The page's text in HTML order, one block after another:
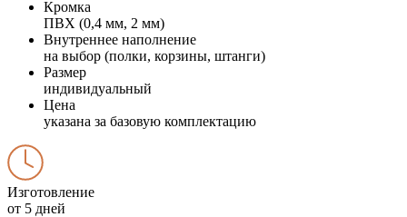
Кромка
ПВХ (0,4 мм, 2 мм)
Внутреннее наполнение
на выбор (полки, корзины, штанги)
Размер
индивидуальный
Цена
указана за базовую комплектацию
Изготовление
от 5 дней